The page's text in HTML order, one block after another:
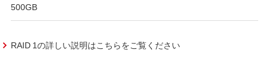
500GB
RAID 1の詳しい説明はこちらをご覧ください